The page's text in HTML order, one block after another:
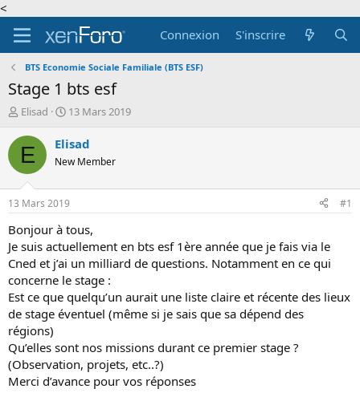
<
Connexion
S'inscrire
BTS Economie Sociale Familiale (BTS ESF)
Stage 1 bts esf
A
t
e
r
d
e
l
d
i
s
c
u
s
s
i
o
n
Elisad
D
t
d
d
é
b
t
13 Mars 2019
E Elisad
New Member
13 Mars 2019 #1
Bonjour à tous,
Je suis actuellement en bts esf 1ère année que je fais via le
Cned et j’ai un milliard de questions. Notamment en ce qui
concerne le stage :
Est ce que quelqu’un aurait une liste claire et récente des lieux
de stage éventuel (même si je sais que sa dépend des
régions)
Qu’elles sont nos missions durant ce premier stage ?
(Observation, projets, etc..?)
Merci d’avance pour vos réponses